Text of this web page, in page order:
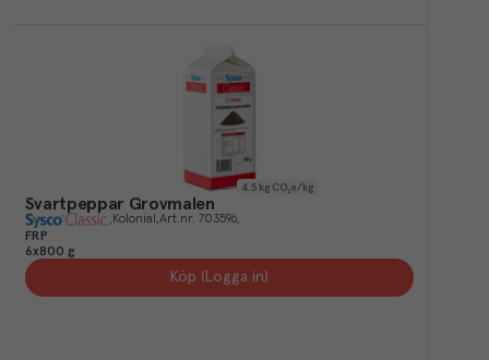
4.5 kg CO₂e/kg
Svartpeppar Grovmalen
Kolonial Art.nr. 703596
FRP
6x800 g
Köp (Logga in)